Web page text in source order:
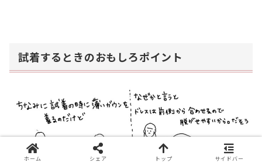
試着するときのおもしろポイント
ホーム シェア トップ サイドバー